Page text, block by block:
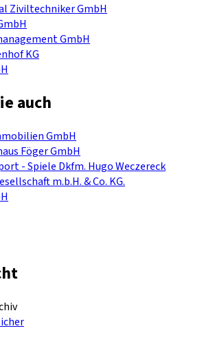
Ziviltechniker GmbH
GmbH
KG
auch
GmbH
Föger GmbH
- Spiele Dkfm. Hugo Weczereck
m.b.H. & Co. KG.